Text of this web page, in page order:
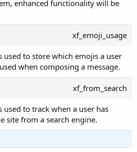
enhanced functionality will be
xf_emoji_usage
used to store which emojis a user
when composing a message.
xf_from_search
used to track when a user has
site from a search engine.